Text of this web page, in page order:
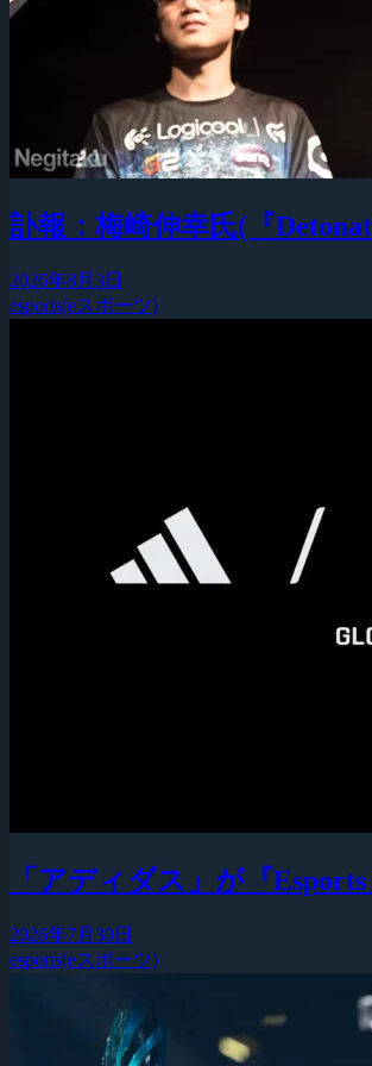
訃報：梅崎伸幸氏(『
2026年8月3日
esports(eスポーツ)
「アディダス」が『
2026年7月30日
esports(eスポーツ)